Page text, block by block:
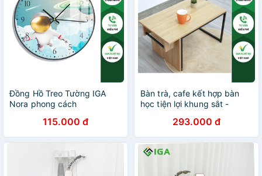
Đồng Hồ Treo Tường IGA
Nora phong cách
115.000 đ
Bàn trà, cafe kết hợp bàn
học tiện lợi khung sắt -
293.000 đ